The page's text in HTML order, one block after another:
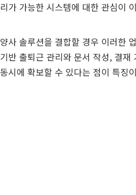
리가 가능한 시스템에 대한 관심이
양사 솔루션을 결합할 경우 이러한
기반 출퇴근 관리와 문서 작성, 결
동시에 확보할 수 있다는 점이 특징